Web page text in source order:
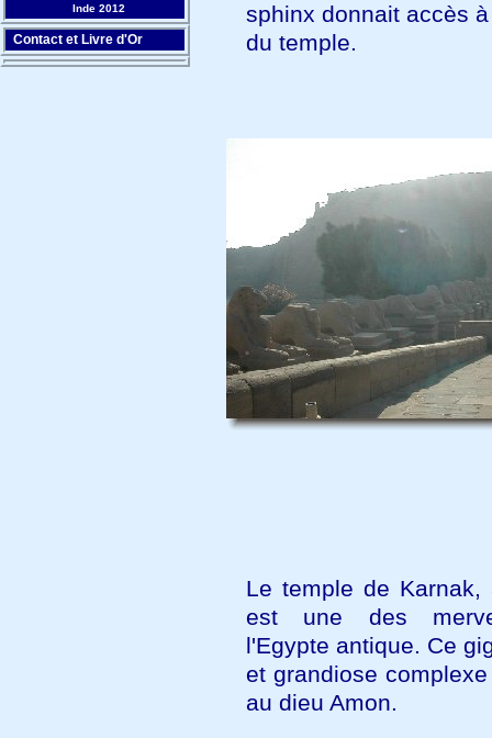
sphinx donnait accès
du temple.
Le temple de Karnak,
est une des
l'Egypte antique. Ce
et grandiose
au dieu Amon.
Inde 2012
Contact et Livre d'Or